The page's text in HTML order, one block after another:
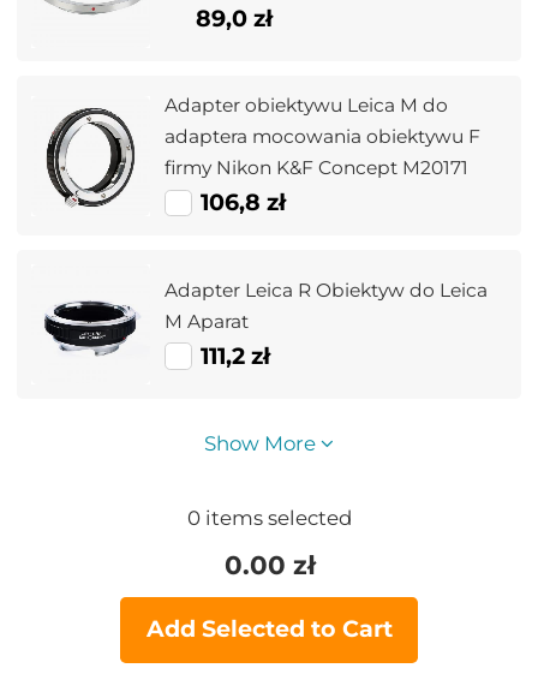
89,0 zł
Adapter obiektywu Leica M do
adaptera mocowania obiektywu F
firmy Nikon K&F Concept M20171
106,8 zł
Adapter Leica R Obiektyw do Leica
M Aparat
111,2 zł
Show More
0items selected
0.00 zł
Add Selected to Cart